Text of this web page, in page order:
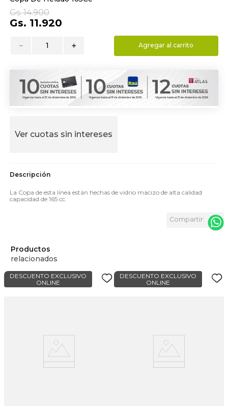
Gs. 14.900
Gs. 11.920
＋
－ Agregar al carrito
Ver cuotas sin intereses
La Copa de esta línea están hechas de vidrio macizo de alta calidad
capacidad de 165 cc.
Productos
relacionados
DESCUENTO EXCLUSIVO
ONLINE
DESCUENTO EXCLUSIVO
ONLINE
9.
almohada
10. toalla